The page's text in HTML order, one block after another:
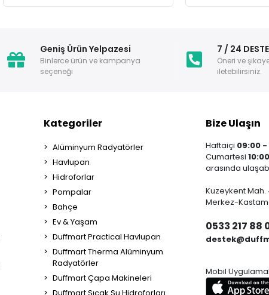
Geniş Ürün Yelpazesi
Binlerce ürün ve kampanya
seçeneği
7 / 24
Öneri ve
iletebilirsiniz.
Kategoriler
Alüminyum Radyatörler
Havlupan
Hidroforlar
Pompalar
Bahçe
Ev & Yaşam
Duffmart Practical Havlupan
Duffmart Therma Alüminyum
Radyatörler
Duffmart Çapa Makineleri
Bize Ulaşın
Haftaiçi 09:00 -
Cumartesi
arasında
Kuzeykent Mah.
Merkez-
0533 217 88
Mobil